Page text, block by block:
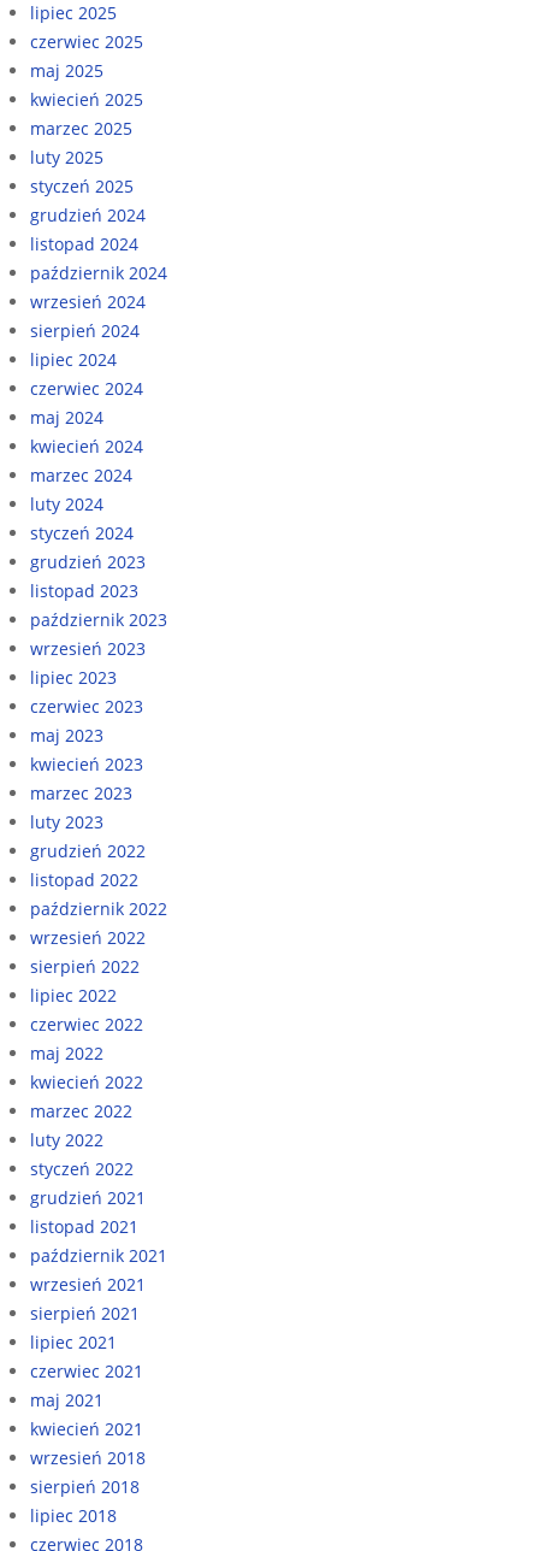
lipiec 2025
czerwiec 2025
maj 2025
kwiecień 2025
marzec 2025
luty 2025
styczeń 2025
grudzień 2024
listopad 2024
październik 2024
wrzesień 2024
sierpień 2024
lipiec 2024
czerwiec 2024
maj 2024
kwiecień 2024
marzec 2024
luty 2024
styczeń 2024
grudzień 2023
listopad 2023
październik 2023
wrzesień 2023
lipiec 2023
czerwiec 2023
maj 2023
kwiecień 2023
marzec 2023
luty 2023
grudzień 2022
listopad 2022
październik 2022
wrzesień 2022
sierpień 2022
lipiec 2022
czerwiec 2022
maj 2022
kwiecień 2022
marzec 2022
luty 2022
styczeń 2022
grudzień 2021
listopad 2021
październik 2021
wrzesień 2021
sierpień 2021
lipiec 2021
czerwiec 2021
maj 2021
kwiecień 2021
wrzesień 2018
sierpień 2018
lipiec 2018
czerwiec 2018